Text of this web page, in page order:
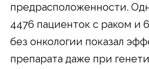
предрасположенности.
4476 пациенток с раком и
без онкологии показал
препарата даже при